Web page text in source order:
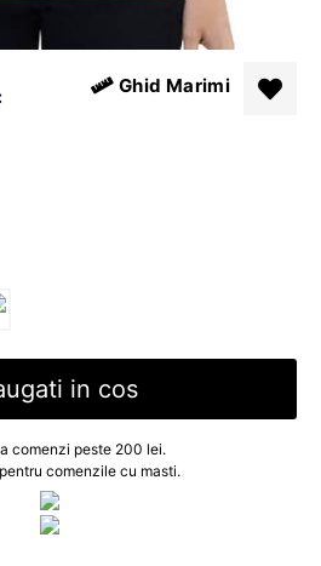
Ghid Marimi
in cos
comenzi peste 200 lei.
comenzile cu masti.